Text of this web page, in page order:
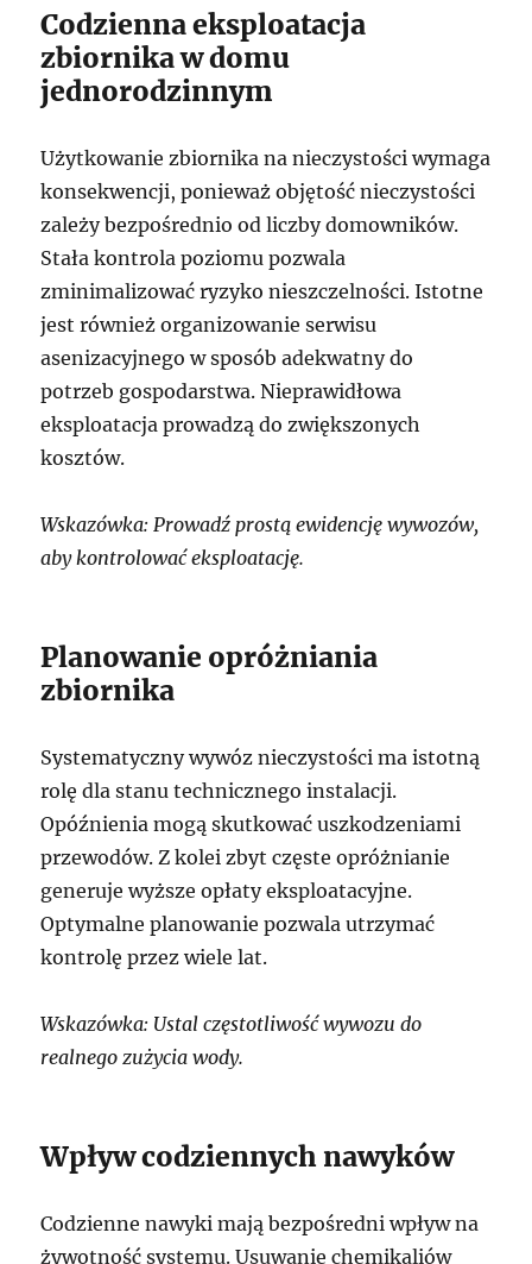
Codzienna eksploatacja
zbiornika w domu
jednorodzinnym
Użytkowanie zbiornika na nieczystości wymaga
konsekwencji, ponieważ objętość nieczystości
zależy bezpośrednio od liczby domowników.
Stała kontrola poziomu pozwala
zminimalizować ryzyko nieszczelności. Istotne
jest również organizowanie serwisu
asenizacyjnego w sposób adekwatny do
potrzeb gospodarstwa. Nieprawidłowa
eksploatacja prowadzą do zwiększonych
kosztów.
Wskazówka: Prowadź prostą ewidencję wywozów,
aby kontrolować eksploatację.
Planowanie opróżniania
zbiornika
Systematyczny wywóz nieczystości ma istotną
rolę dla stanu technicznego instalacji.
Opóźnienia mogą skutkować uszkodzeniami
przewodów. Z kolei zbyt częste opróżnianie
generuje wyższe opłaty eksploatacyjne.
Optymalne planowanie pozwala utrzymać
kontrolę przez wiele lat.
Wskazówka: Ustal częstotliwość wywozu do
realnego zużycia wody.
Wpływ codziennych nawyków
Codzienne nawyki mają bezpośredni wpływ na
żywotność systemu. Usuwanie chemikaliów